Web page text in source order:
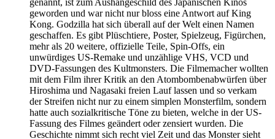
geworden und war nicht nur bloss eine Antwort auf King
Kong. Godzilla hat sich überall auf der Welt einen Namen
geschaffen. Es gibt Plüschtiere, Poster, Spielzeug, Figürchen,
mehr als 20 weitere, offizielle Teile, Spin-Offs, ein
unwürdiges US-Remake und unzählige VHS, VCD und
DVD-Fassungen des Kultmonsters. Die Filmemacher wollten
mit dem Film ihrer Kritik an den Atombombenabwürfen über
Hiroshima und Nagasaki freien Lauf lassen und so verkam
der Streifen nicht nur zu einem simplen Monsterfilm, sondern
hatte auch sozialkritische Töne zu bieten, welche in der US-
Fassung des Filmes geändert oder zensiert wurden. Die
Geschichte nimmt sich recht viel Zeit und das Monster sieht